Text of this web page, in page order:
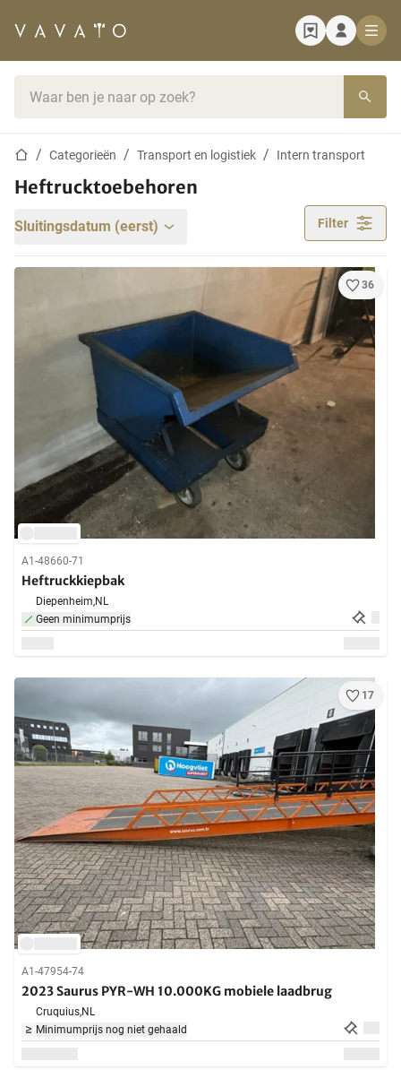
StartpaginaCategorieën Transport en logistiek Intern transport
Heftrucktoebehoren
Sluitingsdatum (eerst) Filter
36
A1-48660-71
Heftruckkiepbak
Diepenheim,NL
Geen minimumprijs
17
A1-47954-74
2023 Saurus PYR-WH 10.000KG mobiele laadbrug
Cruquius,NL
Minimumprijs nog niet gehaald